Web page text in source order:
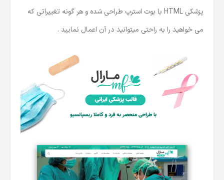
پزشکی HTML
با بوت استرپ طراحی شده و هر گونه تغییراتی که
می خواهید را به راحتی میتوانید در آن اعمال نمایید .